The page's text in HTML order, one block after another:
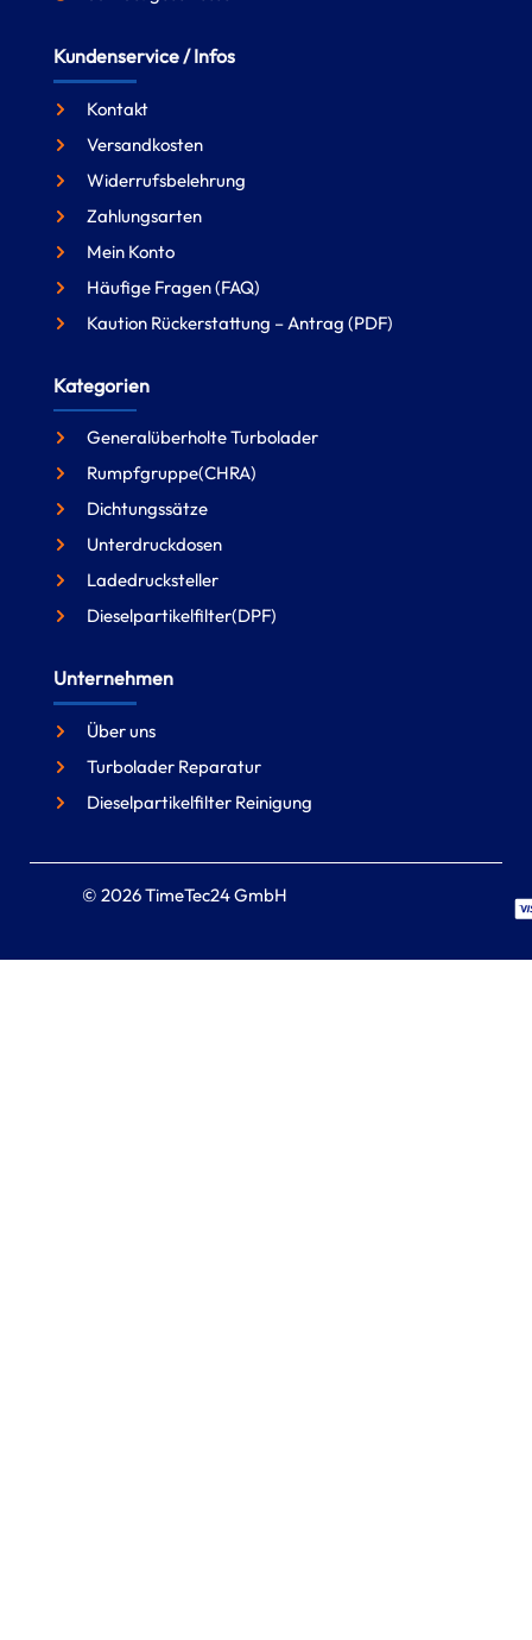
Kundenservice / Infos
Kontakt
Versandkosten
Widerrufsbelehrung
Zahlungsarten
Mein Konto
Häufige Fragen (FAQ)
Kaution Rückerstattung – Antrag (PDF)
Kategorien
Generalüberholte Turbolader
Rumpfgruppe(CHRA)
Dichtungssätze
Unterdruckdosen
Ladedrucksteller
Dieselpartikelfilter(DPF)
Unternehmen
Über uns
Turbolader Reparatur
Dieselpartikelfilter Reinigung
© 2026 TimeTec24 GmbH